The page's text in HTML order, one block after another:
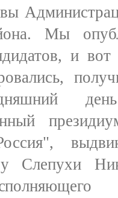
Мы
и
Слепухи